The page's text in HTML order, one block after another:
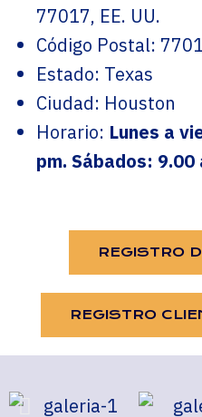
77017, EE. UU.
Código Postal:
Estado: Texas
Ciudad: Houston
Horario: Lunes a
pm. Sábados: 9.00
REGISTRO
REGISTRO